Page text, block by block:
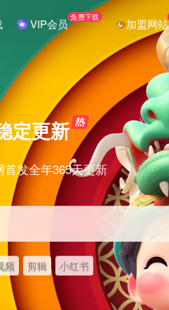
VIP会员 免费下载 加盟网站
定更新
发全年365天更新
频 剪辑 小红书